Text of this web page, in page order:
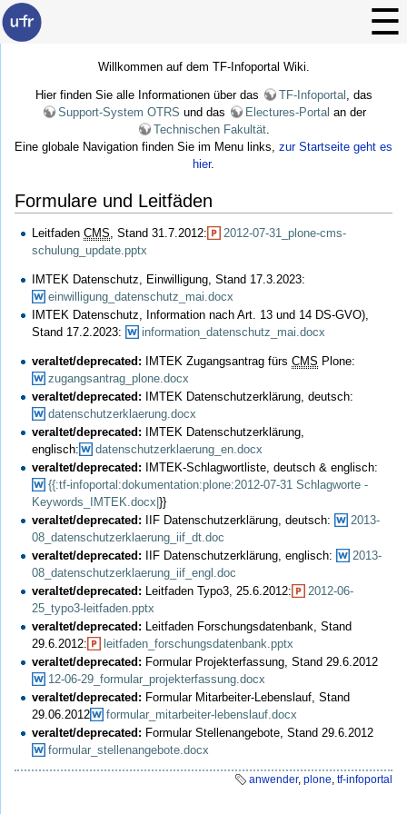
Willkommen auf dem TF-Infoportal Wiki.
Hier finden Sie alle Informationen über das TF-Infoportal , das
Support-System OTRS und das Electures-Portal an der
Technischen Fakultät
Eine globale Navigation finden Sie im Menu links, zur Startseite geht es
hier.
Formulare und Leitfäden
LeitfadenCMS, Stand 31.7.2012:
2012-07-31_plone-cms-
schulung_update.pptx
IMTEK Datenschutz, Einwilligung, Stand 17.3.2023:
einwilligung_datenschutz_mai.docx
IMTEK Datenschutz, Information nach Art. 13 und 14 DS-GVO),
Stand 17.2.2023:
information_datenschutz_mai.docx
veraltet/deprecated: IMTEK Zugangsantrag fürsCMS Plone:
zugangsantrag_plone.docx
veraltet/deprecated: IMTEK Datenschutzerklärung, deutsch:
datenschutzerklaerung.docx
veraltet/deprecated: IMTEK Datenschutzerklärung,
englisch:
datenschutzerklaerung_en.docx
veraltet/deprecated: IMTEK-Schlagwortliste, deutsch & englisch:
{{:tf-infoportal:dokumentation:plone:2012-07-31 Schlagworte -
Keywords_IMTEK.docx|}}
veraltet/deprecated: IIF Datenschutzerklärung, deutsch:
2013-
08_datenschutzerklaerung_iif_dt.doc
veraltet/deprecated: IIF Datenschutzerklärung, englisch:
2013-
08_datenschutzerklaerung_iif_engl.doc
veraltet/deprecated: Leitfaden Typo3, 25.6.2012:
2012-06-
25_typo3-leitfaden.pptx
veraltet/deprecated: Leitfaden Forschungsdatenbank, Stand
29.6.2012:
leitfaden_forschungsdatenbank.pptx
veraltet/deprecated: Formular Projekterfassung, Stand 29.6.2012
12-06-29_formular_projekterfassung.docx
veraltet/deprecated: Formular Mitarbeiter-Lebenslauf, Stand
29.06.2012
formular_mitarbeiter-lebenslauf.docx
veraltet/deprecated: Formular Stellenangebote, Stand 29.6.2012
formular_stellenangebote.docx
anwender, plone, tf-infoportal